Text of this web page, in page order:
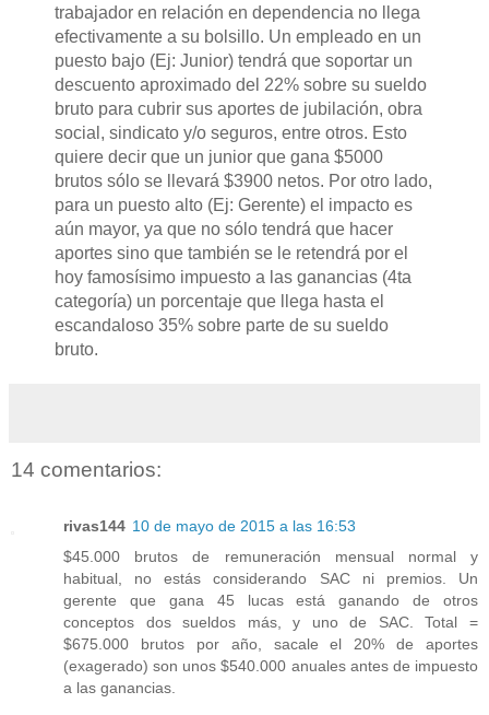
trabajador en relación en dependencia no llega
efectivamente a su bolsillo. Un empleado en un
puesto bajo (Ej: Junior) tendrá que soportar un
descuento aproximado del 22% sobre su sueldo
bruto para cubrir sus aportes de jubilación, obra
social, sindicato y/o seguros, entre otros. Esto
quiere decir que un junior que gana $5000
brutos sólo se llevará $3900 netos. Por otro lado,
para un puesto alto (Ej: Gerente) el impacto es
aún mayor, ya que no sólo tendrá que hacer
aportes sino que también se le retendrá por el
hoy famosísimo impuesto a las ganancias (4ta
categoría) un porcentaje que llega hasta el
escandaloso 35% sobre parte de su sueldo
bruto.
14 comentarios:
rivas144 10 de mayo de 2015 a las 16:53
$45.000 brutos de remuneración mensual normal y
habitual, no estás considerando SAC ni premios. Un
gerente que gana 45 lucas está ganando de otros
conceptos dos sueldos más, y uno de SAC. Total =
$675.000 brutos por año, sacale el 20% de aportes
(exagerado) son unos $540.000 anuales antes de impuesto
a las ganancias.